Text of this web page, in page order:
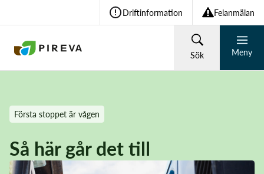
Driftinformation Felanmälan
Sök Meny
HUSHÅLL
Återvinning och avfall
Vad söker du?
Första stoppet är vågen
Så här går det till